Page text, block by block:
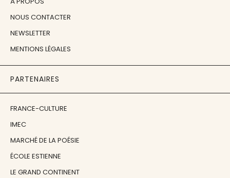
NOUS CONTACTER
NEWSLETTER
MENTIONS LÉGALES
PARTENAIRES
FRANCE-CULTURE
IMEC
MARCHÉ DE LA POÉSIE
ÉCOLE ESTIENNE
LE GRAND CONTINENT